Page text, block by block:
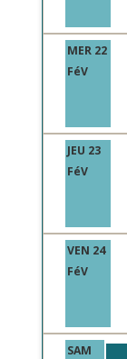
MER 22
FéV
JEU 23
FéV
VEN 24
FéV
SAM